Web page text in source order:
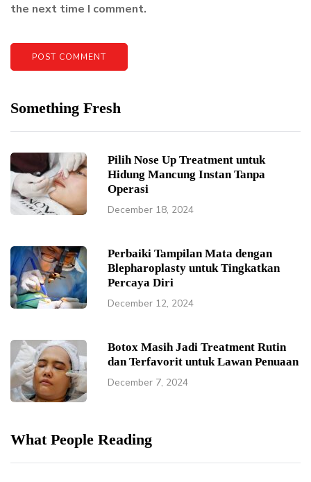
the next time I comment.
Something Fresh
Pilih Nose Up Treatment untuk
Hidung Mancung Instan Tanpa
Operasi
December 18, 2024
Perbaiki Tampilan Mata dengan
Blepharoplasty untuk Tingkatkan
Percaya Diri
December 12, 2024
Botox Masih Jadi Treatment Rutin
dan Terfavorit untuk Lawan Penuaan
December 7, 2024
What People Reading